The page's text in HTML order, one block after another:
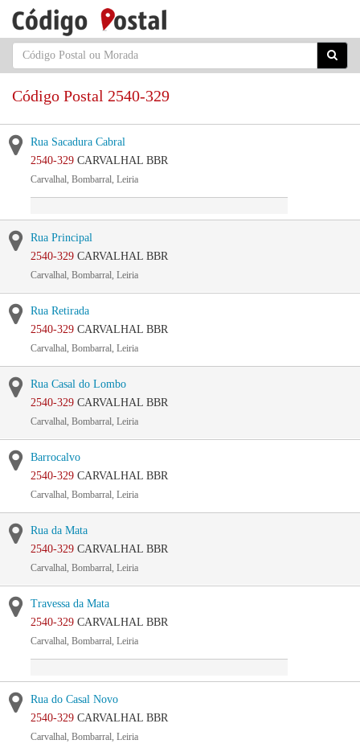
Código Postal 2540-329
Rua Sacadura Cabral
2540-329 CARVALHAL BBR
Carvalhal, Bombarral, Leiria
Rua Principal
2540-329 CARVALHAL BBR
Carvalhal, Bombarral, Leiria
Rua Retirada
2540-329 CARVALHAL BBR
Carvalhal, Bombarral, Leiria
Rua Casal do Lombo
2540-329 CARVALHAL BBR
Carvalhal, Bombarral, Leiria
Barrocalvo
2540-329 CARVALHAL BBR
Carvalhal, Bombarral, Leiria
Rua da Mata
2540-329 CARVALHAL BBR
Carvalhal, Bombarral, Leiria
Travessa da Mata
2540-329 CARVALHAL BBR
Carvalhal, Bombarral, Leiria
Rua do Casal Novo
2540-329 CARVALHAL BBR
Carvalhal, Bombarral, Leiria